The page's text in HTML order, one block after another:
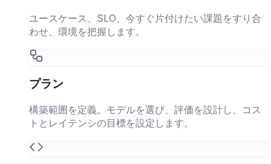
ユースケース、SLO、今すぐ片付けたい課題をすり合
わせ、環境を把握します。
プラン
構築範囲を定義。モデルを選び、評価を設計し、コス
トとレイテンシの目標を設定します。